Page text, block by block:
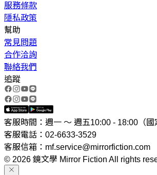
服務條款
隱私政策
幫助
常見問題
合作洽詢
聯絡我們
追蹤
客服時間：週一 ～ 週五10:00 - 18:00（國
客服電話：02-6633-3529
客服信箱：mf.service@mirrorfiction.com
© 2026 鏡文學 Mirror Fiction All rights